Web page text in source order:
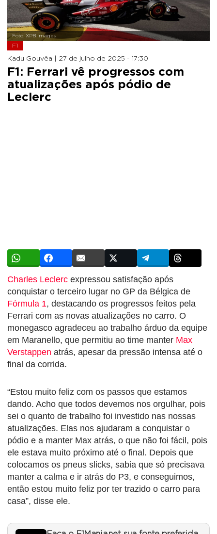
Foto: XPB Images
F1
Kadu Gouvêa | 27 de julho de 2025 - 17:30
F1: Ferrari vê progressos com
atualizações após pódio de
Leclerc
Charles Leclerc expressou satisfação após
conquistar o terceiro lugar no GP da Bélgica de
Fórmula 1, destacando os progressos feitos pela
Ferrari com as novas atualizações no carro. O
monegasco agradeceu ao trabalho árduo da equipe
em Maranello, que permitiu ao time manter Max
Verstappen atrás, apesar da pressão intensa até o
final da corrida.
“Estou muito feliz com os passos que estamos
dando. Acho que todos devemos nos orgulhar, pois
sei o quanto de trabalho foi investido nas nossas
atualizações. Elas nos ajudaram a conquistar o
pódio e a manter Max atrás, o que não foi fácil, pois
ele estava muito próximo até o final. Depois que
colocamos os pneus slicks, sabia que só precisava
manter a calma e ir atrás do P3, e conseguimos,
então estou muito feliz por ter trazido o carro para
casa”, disse ele.